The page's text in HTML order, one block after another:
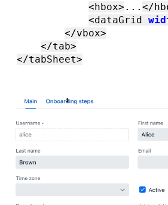
<hbox> ... </
<dataGrid
</vbox>
</tab>
</tabSheet>